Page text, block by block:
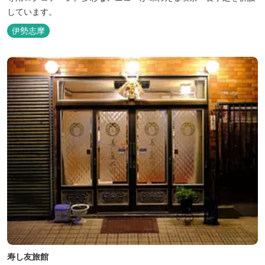
しています。
伊勢志摩
寿し友旅館